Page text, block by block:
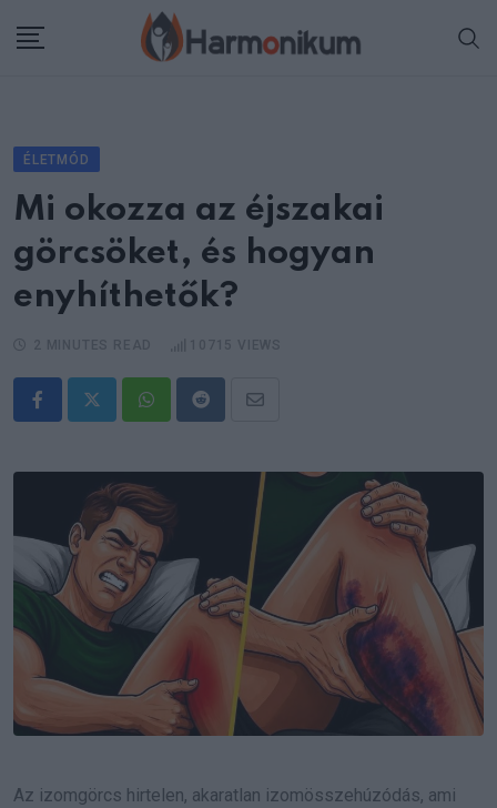
ÉLETMÓD
Mi okozza az éjszakai
görcsöket, és hogyan
enyhíthetők?
WhatsappRedditShare
Email
Az izomgörcs hirtelen, akaratlan izomösszehúzódás, ami